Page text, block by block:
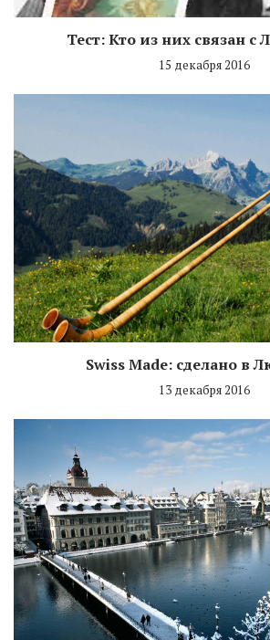
Тест: Кто из них связан
15 декабря 2016
Swiss Made: сделано в
13 декабря 2016